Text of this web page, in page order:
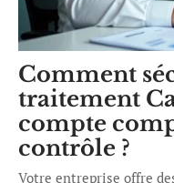
Comment
traitement
compte
contrôle ?
Votre entreprise offre